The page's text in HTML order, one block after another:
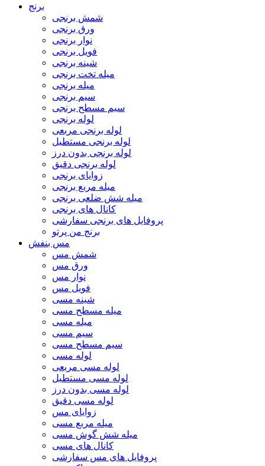
برنج
شمش برنجی
ورق برنجی
نوار برنجی
فویل برنجی
شینه برنجی
میله تخت برنجی
میله برنجی
سیم برنجی
سیم مسطح برنجی
لوله برنجی
لوله برنجی مربعی
لوله برنجی مستطیل
لوله برنجی بدون درز
لوله برنجی دقیق
زوایای برنجی
میله مربع برنجی
میله شش ضلعی برنجی
کانال های برنجی
پروفایل های برنجی سفارشی
برنج من پرتو
مس بنفش
شمش مس
ورق مس
نوار مس
فویل مس
شینه مسی
میله مسطح مسی
میله مسی
سیم مسی
سیم مسطح مسی
لوله مسی
لوله مسی مربعی
لوله مسی مستطیل
لوله مسی بدون درز
لوله مسی دقیق
زوایای مس
میله مربع مسی
میله شش گوش مسی
کانال های مسی
پروفایل های مس سفارشی